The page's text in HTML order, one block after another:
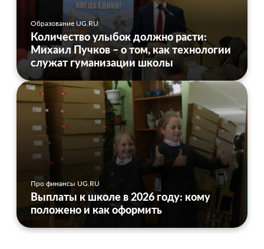
Образование UG.RU
Количество улыбок должно расти:
Михаил Пучков – о том, как технологии
служат гуманизации школы
Про финансы UG.RU
Выплаты к школе в 2026 году: кому
положено и как оформить